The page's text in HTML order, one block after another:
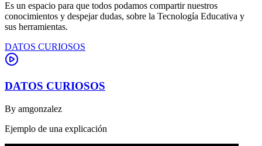
Es un espacio para que todos podamos compartir nuestros
conocimientos y despejar dudas, sobre la Tecnología Educativa y
sus herramientas.
DATOS CURIOSOS
DATOS CURIOSOS
By amgonzalez
Ejemplo de una explicación